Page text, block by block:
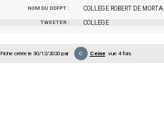
NOM DU DDFPT : COLLEGE ROBERT DE
TWEETER : COLLEGE
Fiche créée le 30/12/2020 par C Ceinevue 4 fois.